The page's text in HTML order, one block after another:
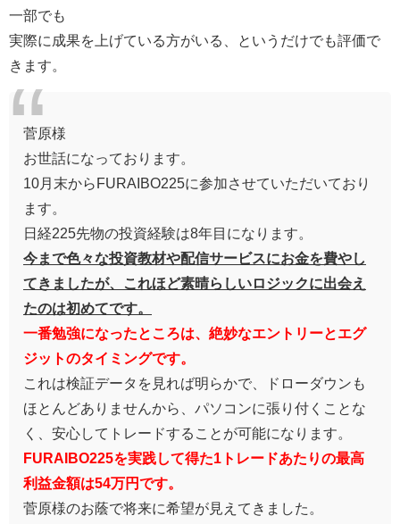
一部でも
実際に成果を上げている方がいる、というだけでも評価で
きます。
菅原様
お世話になっております。
10月末からFURAIBO225に参加させていただいており
ます。
日経225先物の投資経験は8年目になります。
今まで色々な投資教材や配信サービスにお金を費やし
てきましたが、これほど素晴らしいロジックに出会え
たのは初めてです。
一番勉強になったところは、絶妙なエントリーとエグ
ジットのタイミングです。
これは検証データを見れば明らかで、ドローダウンも
ほとんどありませんから、パソコンに張り付くことな
く、安心してトレードすることが可能になります。
FURAIBO225を実践して得た1トレードあたりの最高
利益金額は54万円です。
菅原様のお蔭で将来に希望が見えてきました。